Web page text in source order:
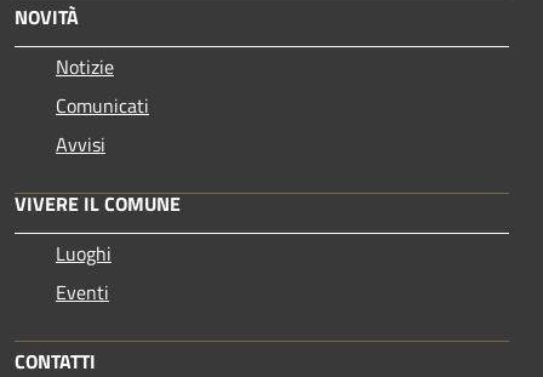
NOVITÀ
Notizie
Comunicati
Avvisi
VIVERE IL COMUNE
Luoghi
Eventi
CONTATTI